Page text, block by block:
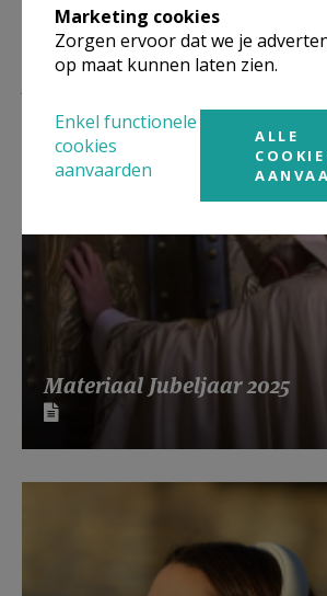
Lees meer
Materiaal Jubeljaar 2025
Marketing cookies
Zorgen ervoor dat we je
op maat kunnen laten zien.
Enkel functionele
cookies
aanvaarden
ALLE